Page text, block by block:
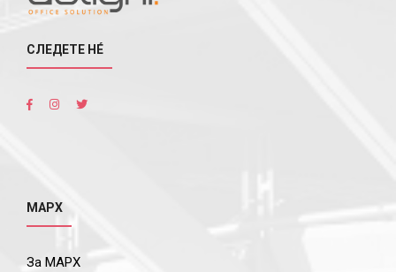
СЛЕДЕТЕ НÉ
МАРХ
За МАРХ